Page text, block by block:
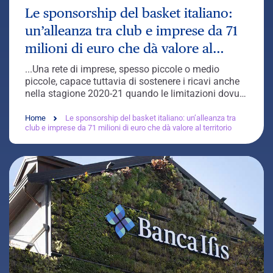
Le sponsorship del basket italiano:
un’alleanza tra club e imprese da 71
milioni di euro che dà valore al
territorio
...Una rete di imprese, spesso piccole o medio
piccole, capace tuttavia di sostenere i ricavi anche
nella stagione 2020-21 quando le limitazioni dovute
revenue...
Home
Le sponsorship del basket italiano: un’alleanza tra
club e imprese da 71 milioni di euro che dà valore al territorio